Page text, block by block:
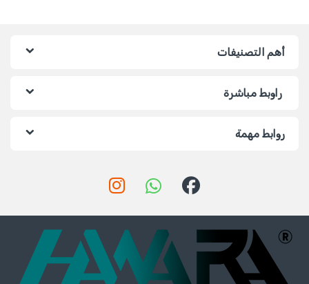
أهم التصنيفات
راوبط مباشرة
روابط مهمة